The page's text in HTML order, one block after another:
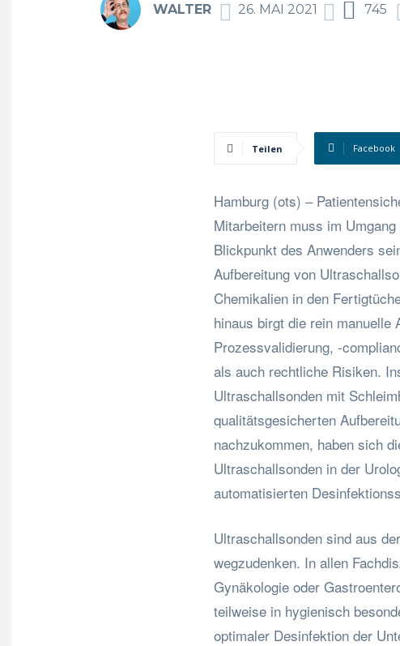
WALTER 26. MAI 2021 745
Teilen Facebook
Hamburg (ots) –
Mitarbeitern muss im
Blickpunkt des Anwenders
Aufbereitung von
Chemikalien in den
hinaus birgt die rein manuelle
Prozessvalidierung, -
als auch rechtliche Risiken.
Ultraschallsonden mit
qualitätsgesicherten
nachzukommen, haben sich
Ultraschallsonden in der
automatisierten
Ultraschallsonden sind aus
wegzudenken. In allen
Gynäkologie oder
teilweise in hygienisch
optimaler Desinfektion der